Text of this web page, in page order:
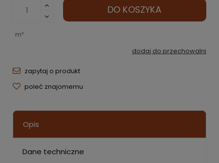
m²
DO KOSZYKA
dodaj do przechowalni
zapytaj o produkt
poleć znajomemu
Opis
Dane techniczne